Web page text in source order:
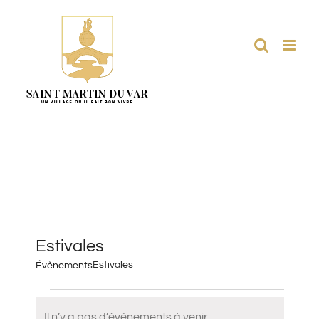
Estivales
ÉvènementsEstivales